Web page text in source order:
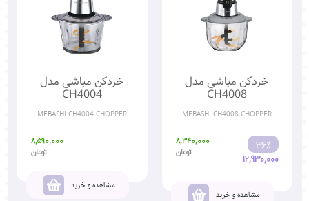
خردکن مباشی مدل
CH4008
MEBASHI CH4008 CHOPPER
36%
12,930,000
8,340,000
تومان
مشاهده و خرید
خردکن مباشی مدل
CH4004
MEBASHI CH4004 CHOPPER
8,590,000
تومان
مشاهده و خرید